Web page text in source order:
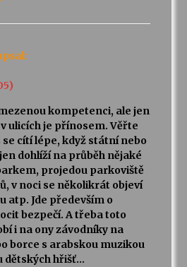
kompetenci, ale jen
ulicích je přínosem. Věřte
se cítí lépe, když státní nebo
dohlíží na průběh nějaké
projedou parkoviště
v noci se několikrát objeví
atp. Jde především o
bezpečí. A třeba toto
i na ony závodníky na
borce s arabskou muzikou
dětských hřišť…